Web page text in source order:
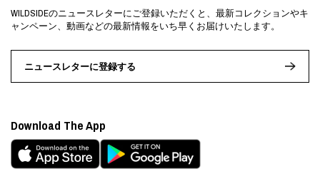
WILDSIDEのニュースレターにご登録いただくと、最新コレクションやキ
ャンペーン、動画などの最新情報をいち早くお届けいたします。
ニュースレターに登録する
Download The App